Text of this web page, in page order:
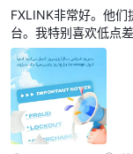
FXLINK非常好。他
台。我特别喜欢低点